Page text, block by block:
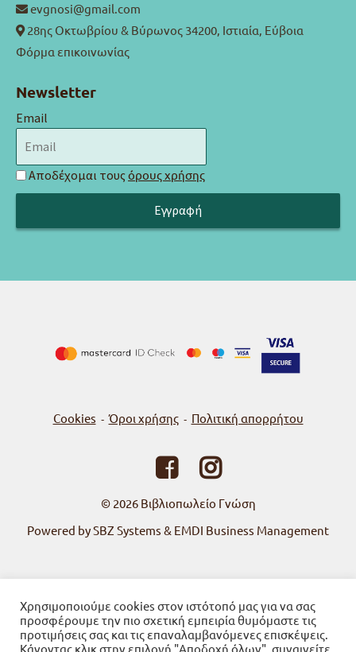
evgnosi@gmail.com
28ης Οκτωβρίου & Βύρωνος 34200, Ιστιαία, Εύβοια
Φόρμα επικοινωνίας
Newsletter
Email
Αποδέχομαι τους όρους χρήσης
Cookies - Όροι χρήσης - Πολιτική απορρήτου
© 2026 Βιβλιοπωλείο Γνώση
Powered by SBZ Systems & EMDI Business Management
Χρησιμοποιούμε cookies στον ιστότοπό μας για να σας
προσφέρουμε την πιο σχετική εμπειρία θυμόμαστε τις
προτιμήσεις σας και τις επαναλαμβανόμενες επισκέψεις.
Κάνοντας κλικ στην επιλογή "Αποδοχή όλων", συναινείτε